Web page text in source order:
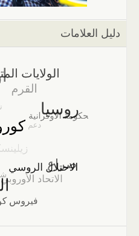
دليل العلامات